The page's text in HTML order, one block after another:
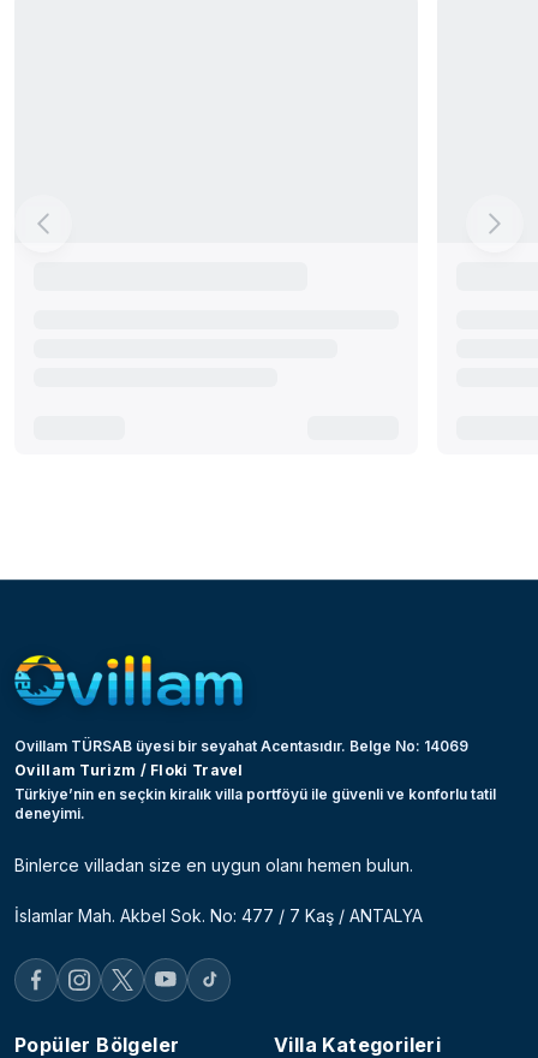
Ovillam TÜRSAB üyesi bir seyahat Acentasıdır. Belge No: 14069
Ovillam Turizm / Floki Travel
Türkiye’nin en seçkin kiralık villa portföyü ile güvenli ve konforlu tatil
deneyimi.
Binlerce villadan size en uygun olanı hemen bulun.
İslamlar Mah. Akbel Sok. No: 477 / 7 Kaş / ANTALYA
Popüler Bölgeler Villa Kategorileri